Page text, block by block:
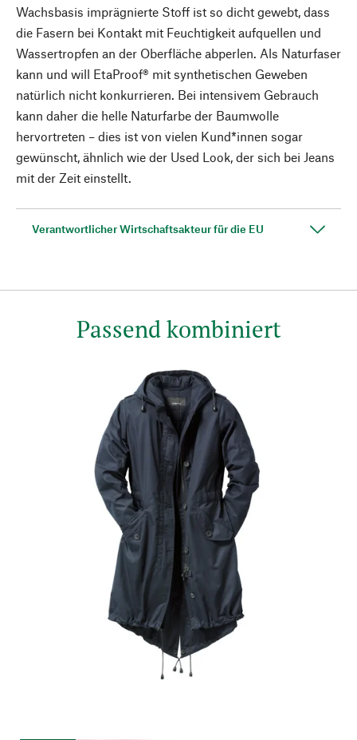
Wachsbasis imprägnierte Stoff ist so dicht gewebt, dass
die Fasern bei Kontakt mit Feuchtigkeit aufquellen und
Wassertropfen an der Oberfläche abperlen. Als Naturfaser
kann und will EtaProof® mit synthetischen Geweben
natürlich nicht konkurrieren. Bei intensivem Gebrauch
kann daher die helle Naturfarbe der Baumwolle
hervortreten – dies ist von vielen Kund*innen sogar
gewünscht, ähnlich wie der Used Look, der sich bei Jeans
mit der Zeit einstellt.
Verantwortlicher Wirtschaftsakteur für die EU
Passend kombiniert